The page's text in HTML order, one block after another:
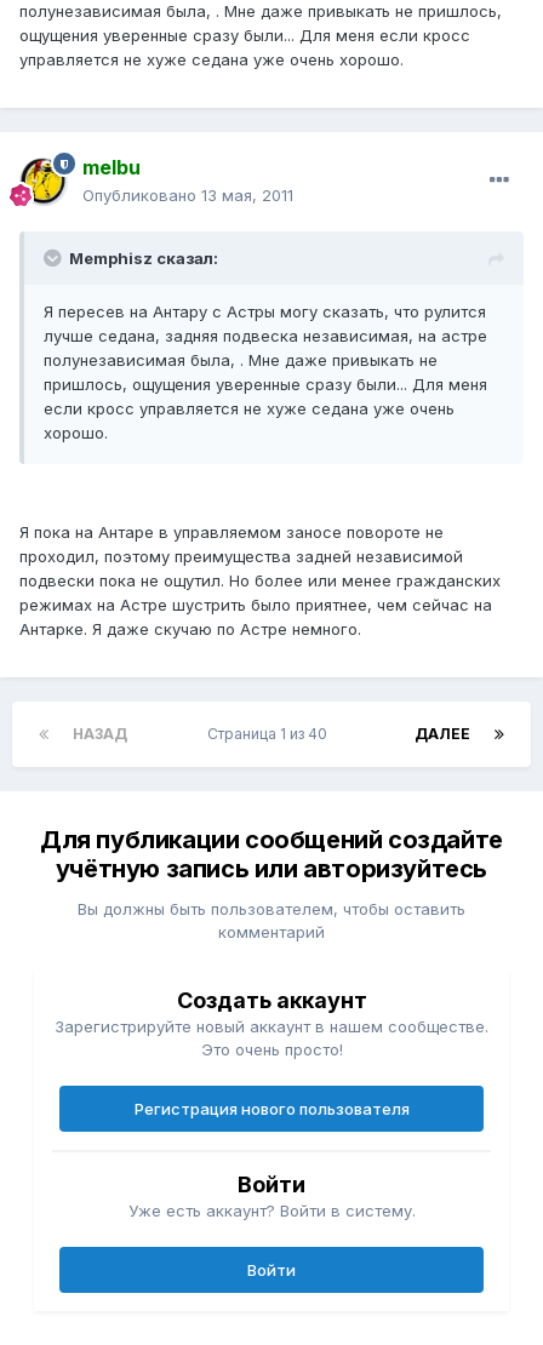
полунезависимая была, . Мне даже привыкать не пришлось,
ощущения уверенные сразу были... Для меня если кросс
управляется не хуже седана уже очень хорошо.
melbu
Опубликовано 13 мая, 2011
Memphisz сказал:
Я пересев на Антару с Астры могу сказать, что рулится
лучше седана, задняя подвеска независимая, на астре
полунезависимая была, . Мне даже привыкать не
пришлось, ощущения уверенные сразу были... Для меня
если кросс управляется не хуже седана уже очень
хорошо.
Я пока на Антаре в управляемом заносе повороте не
проходил, поэтому преимущества задней независимой
подвески пока не ощутил. Но более или менее гражданских
режимах на Астре шустрить было приятнее, чем сейчас на
Антарке. Я даже скучаю по Астре немного.
НАЗАД ДАЛЕЕ
Страница 1 из 40
Для публикации сообщений создайте
учётную запись или авторизуйтесь
Вы должны быть пользователем, чтобы оставить
комментарий
Создать аккаунт
Зарегистрируйте новый аккаунт в нашем сообществе.
Это очень просто!
Регистрация нового пользователя
Войти
Уже есть аккаунт? Войти в систему.
Войти